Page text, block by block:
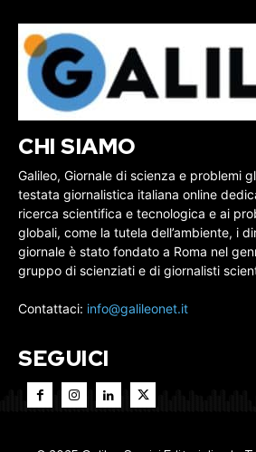
CHI SIAMO
Galileo, Giornale di scienza e problemi
testata giornalistica italiana online
ricerca scientifica e tecnologica e ai
globali, come la tutela dell’ambiente, i
giornale è stato fondato a Roma nel
gruppo di scienziati e di giornalisti
Contattaci: info@galileonet.it
SEGUICI